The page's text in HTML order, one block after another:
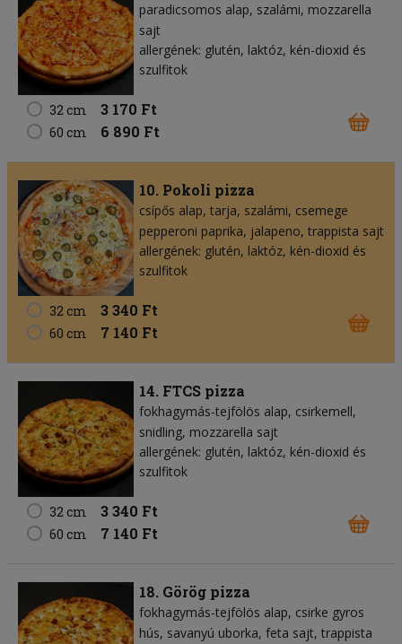
paradicsomos alap szalámi mozzarella
sajt
allergének: glutén, laktóz, kén-dioxid és
szulfitok
32 cm 3 170 Ft
60 cm 6 890 Ft
10. Pokoli pizza
csípős alap tarja szalámi csemege
pepperoni paprika jalapeno trappista sajt
allergének: glutén, laktóz, kén-dioxid és
szulfitok
32 cm 3 340 Ft
60 cm 7 140 Ft
14. FTCS pizza
fokhagymás-tejfölös alap csirkemell
snidling mozzarella sajt
allergének: glutén, laktóz, kén-dioxid és
szulfitok
32 cm 3 340 Ft
60 cm 7 140 Ft
18. Görög pizza
fokhagymás-tejfölös alap csirke gyros
hús savanyú uborka feta sajt trappista